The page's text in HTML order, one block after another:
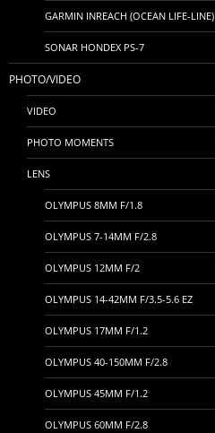
GARMIN INREACH (OCEAN LIFE-LINE)
SONAR HONDEX PS-7
PHOTO/VIDEO
VIDEO
PHOTO MOMENTS
LENS
OLYMPUS 8MM F/1.8
OLYMPUS 7-14MM F/2.8
OLYMPUS 12MM F/2
OLYMPUS 14-42MM F/3.5-5.6 EZ
OLYMPUS 17MM F/1.2
OLYMPUS 40-150MM F/2.8
OLYMPUS 45MM F/1.2
OLYMPUS 60MM F/2.8